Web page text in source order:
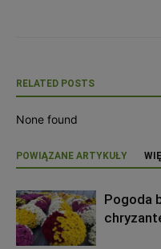
RELATED POSTS
None found
POWIĄZANE ARTYKUŁY
Pogoda